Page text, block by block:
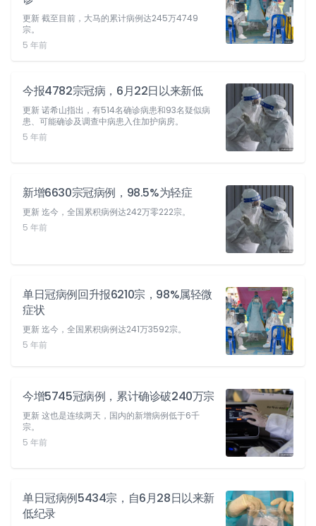
更新 截至目前，大马的累计病例达245万4749
宗。
5 年前
今报4782宗冠病，6月22日以来新低
更新 诺希山指出，有514名确诊病患和93名疑似病
患、可能确诊及调查中病患入住加护病房。
5 年前
新增6630宗冠病例，98.5%为轻症
更新 迄今，全国累积病例达242万零222宗。
5 年前
单日冠病例回升报6210宗，98%属轻微
症状
更新 迄今，全国累积病例达241万3592宗。
5 年前
今增5745冠病例，累计确诊破240万宗
更新 这也是连续两天，国内的新增病例低于6千
宗。
5 年前
单日冠病例5434宗，自6月28日以来新
低纪录